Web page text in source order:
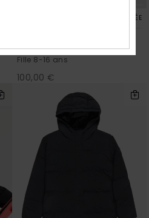
FIBRE RECYCLÉE
Veste de snow technique Rose
Fille 8-16 ans
100,00 €